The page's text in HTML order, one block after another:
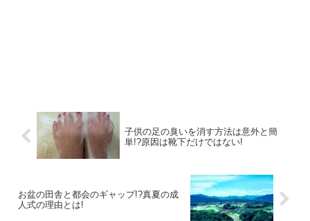
子供の足の臭いを消す方法は意外と簡
単!?原因は靴下だけではない!
お盆の田舎と都会のギャップ!?真夏の成
人式の理由とは!